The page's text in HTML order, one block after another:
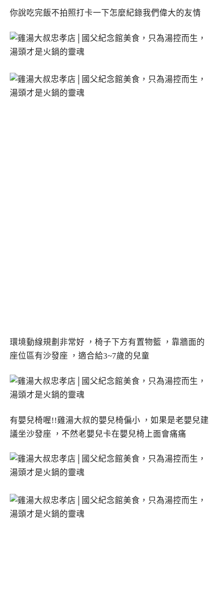
你說吃完飯不拍照打卡一下怎麼紀錄我們偉大的友情
環境動線規劃非常好 ，椅子下方有置物籃 ，靠牆面的
座位區有沙發座 ，適合給3~7歲的兒童
有嬰兒椅喔!!雞湯大叔的嬰兒椅偏小 ，如果是老嬰兒建
議坐沙發座 ，不然老嬰兒卡在嬰兒椅上面會痛痛